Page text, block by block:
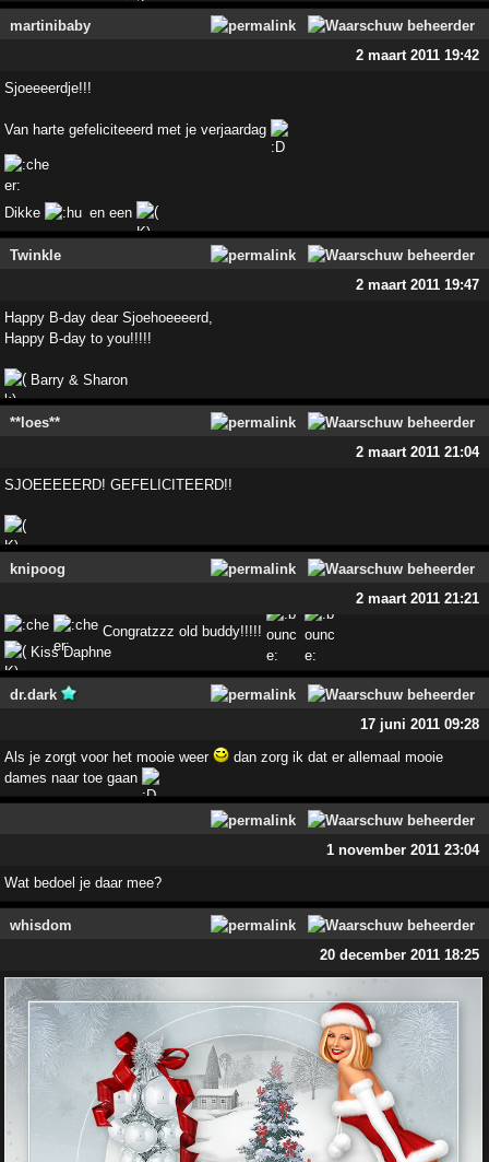
martinibaby
2 maart 2011 19:42
Sjoeeeerdje!!!
Van harte gefeliciteeerd met je verjaardag
Dikke en een
Twinkle
2 maart 2011 19:47
Happy B-day dear Sjoehoeeeerd,
Happy B-day to you!!!!!
Barry & Sharon
**loes**
2 maart 2011 21:04
SJOEEEEERD! GEFELICITEERD!!
knipoog
2 maart 2011 21:21
Congratzzz old buddy!!!!!
Kiss Daphne
dr.dark
17 juni 2011 09:28
Als je zorgt voor het mooie weer
dan zorg ik dat er allemaal mooie
dames naar toe gaan
1 november 2011 23:04
Wat bedoel je daar mee?
whisdom
20 december 2011 18:25